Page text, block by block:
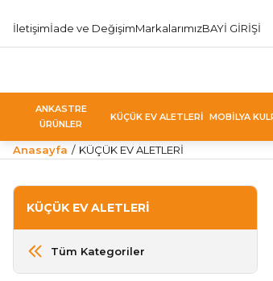
İletişimİade ve DeğişimMarkalarımızBAYİ GİRİŞİ
ANKASTRE
ÜRÜNLER
KÜÇÜK EV ALETLERİ MOBİLYA
Anasayfa KÜÇÜK EV ALETLERİ
KÜÇÜK EV ALETLERİ
Tüm Kategoriler